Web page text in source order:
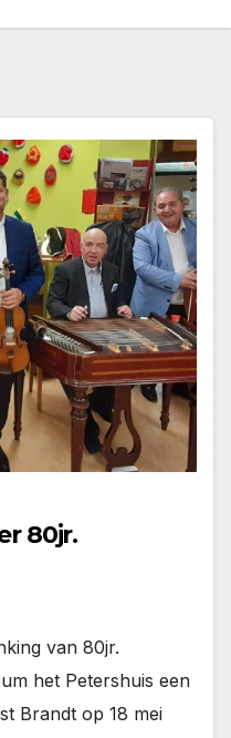
80jr.
van 80jr.
het Petershuis een
Brandt op 18 mei